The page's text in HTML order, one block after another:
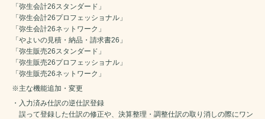
「弥生会計26スタンダード」
「弥生会計26プロフェッショナル」
「弥生会計26ネットワーク」
「やよいの見積・納品・請求書26」
「弥生販売26スタンダード」
「弥生販売26プロフェッショナル」
「弥生販売26ネットワーク」
※主な機能追加・変更
・入力済み仕訳の逆仕訳登録
誤って登録した仕訳の修正や、決算整理・調整仕訳の取り消しの際にワン